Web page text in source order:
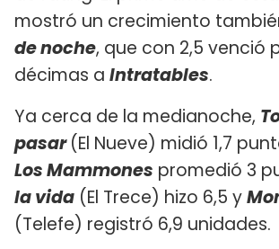
mostró un crecimiento
de noche, que con 2,5 venció
décimas a Intratables.
Ya cerca de la medianoche,
pasar (El Nueve) midió 1,7
Los Mammones promedió 3
la vida (El Trece) hizo 6,5 y
(Telefe) registró 6,9 unidades.